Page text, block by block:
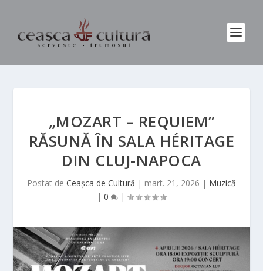
„MOZART – REQUIEM”
RĂSUNĂ ÎN SALA HÉRITAGE
DIN CLUJ-NAPOCA
Postat de Ceașca de Cultură | mart. 21, 2026 | Muzică
| 0 |